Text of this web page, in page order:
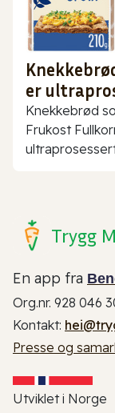
er
Knekkebrød
Frukost
Trygg
En app fra
Org.nr. 928 046
Kontakt:
Presse og
Utviklet i Norge